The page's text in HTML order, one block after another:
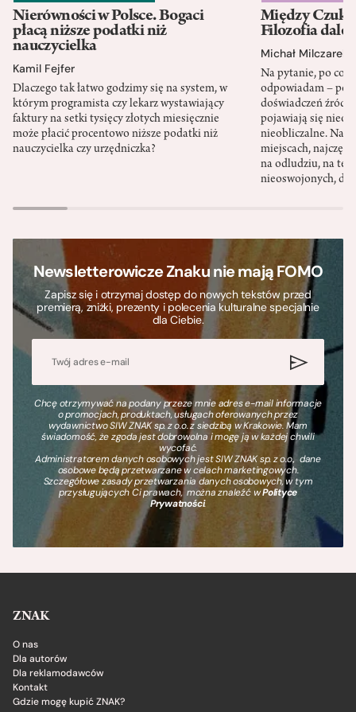
Nierówności w Polsce. Bogaci
płacą niższe podatki niż
nauczycielka
Kamil Fejfer
Dlaczego tak łatwo godzimy się na system, w
którym programista czy lekarz wystawiający
faktury na setki tysięcy złotych miesięcznie
może płacić procentowo niższe podatki niż
nauczycielka czy urzędniczka?
Między
Filozofia
Michał Milczarek
Na pytanie, po co
odpowiadam – po
doświadczeń
pojawiają się
nieobliczalne.
miejscach,
na odludziu, na
nieoswojonych,
Newsletterowicze Znaku nie mają FOMO
Zapisz się i otrzymaj dostęp do nowych tekstów przed
premierą, zniżki, prezenty i polecenia kulturalne specjalnie
dla Ciebie.
Chcę otrzymywać na podany przeze mnie adres e-mail informacje
o promocjach, produktach, usługach oferowanych przez
wydawnictwo SIW ZNAK sp. z o.o. z siedzibą w Krakowie. Mam
świadomość, że zgoda jest dobrowolna i mogę ją w każdej chwili
wycofać.
Administratorem danych osobowych jest SIW ZNAK sp. z o.o., dane
osobowe będą przetwarzane w celach marketingowych.
Szczegółowe zasady przetwarzania danych osobowych, w tym
przysługujących Ci prawach, można znaleźć wPolityce
Prywatności.
ZNAK
O nas
Dla autorów
Dla reklamodawców
Kontakt
Gdzie mogę kupić ZNAK?